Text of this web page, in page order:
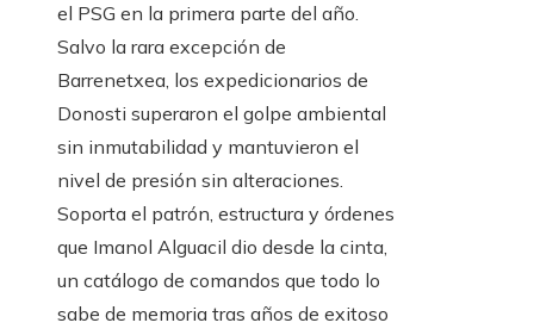
el PSG en la primera parte del año.
Salvo la rara excepción de
Barrenetxea, los expedicionarios de
Donosti superaron el golpe ambiental
sin inmutabilidad y mantuvieron el
nivel de presión sin alteraciones.
Soporta el patrón, estructura y órdenes
que Imanol Alguacil dio desde la cinta,
un catálogo de comandos que todo lo
sabe de memoria tras años de exitoso